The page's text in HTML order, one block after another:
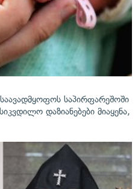
საპირფარეშოში
დაზიანებები მიაყენა,